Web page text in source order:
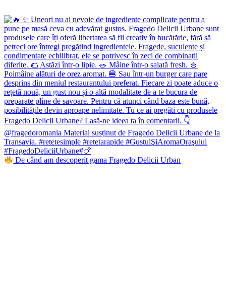
De când am descoperit gama Fragedo Delicii Urban